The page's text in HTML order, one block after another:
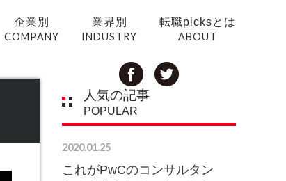
企業別
COMPANY
業界別
INDUSTRY
転職picksとは
ABOUT
人気の記事
POPULAR
2020.01.25
これがPwCのコンサルタン